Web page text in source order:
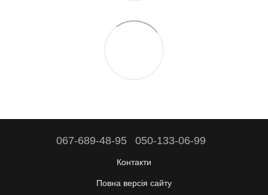
067-689-48-95 050-133-06-99
Контакти
Повна версія сайту